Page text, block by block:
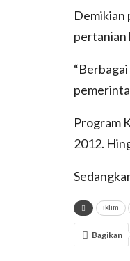
Demikian
pertanian
Program
2012.
iklim
Bagikan